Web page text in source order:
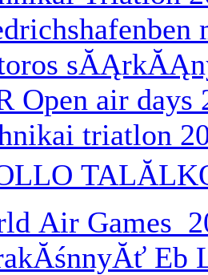
Open air days
triatlon
Air Games
Eb